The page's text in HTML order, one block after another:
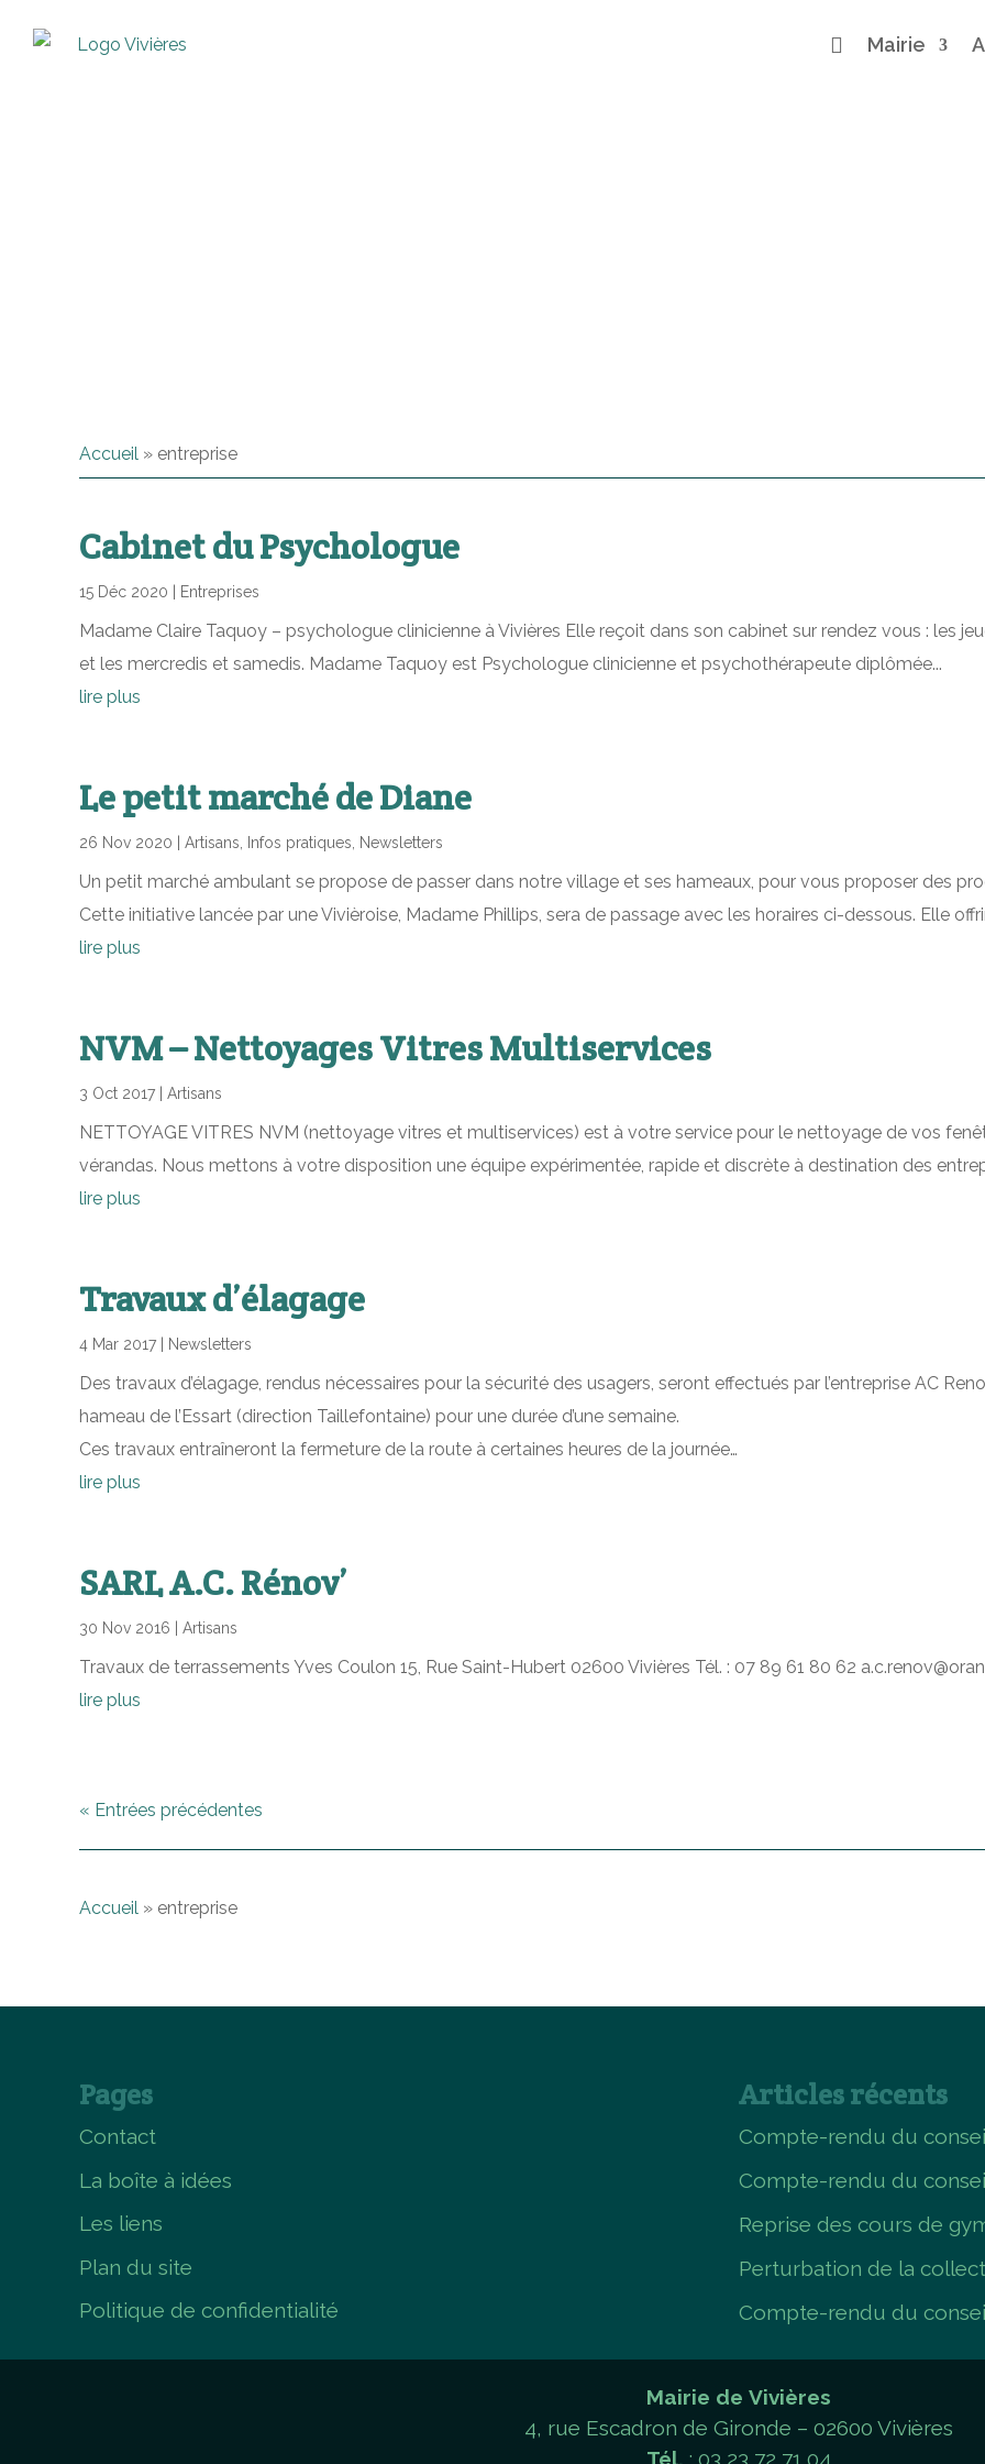
 Mairie
Accueil » entreprise
Cabinet du Psychologue
15 Déc 2020 Entreprises
Madame Claire Taquoy – psychologue clinicienne à Vivières Elle reçoit dans son cabinet sur rendez vous : les
et les mercredis et samedis. Madame Taquoy est Psychologue clinicienne et psychothérapeute diplômée...
lire plus
Le petit marché de Diane
26 Nov 2020 Artisans Infos pratiques Newsletters
Un petit marché ambulant se propose de passer dans notre village et ses hameaux, pour vous proposer des
Cette initiative lancée par une Vivièroise, Madame Phillips, sera de passage avec les horaires ci-dessous. Elle
lire plus
NVM – Nettoyages Vitres Multiservices
3 Oct 2017 Artisans
NETTOYAGE VITRES NVM (nettoyage vitres et multiservices) est à votre service pour le nettoyage de vos
vérandas. Nous mettons à votre disposition une équipe expérimentée, rapide et discrète à destination des
lire plus
Travaux d’élagage
4 Mar 2017 Newsletters
Des travaux d’élagage, rendus nécessaires pour la sécurité des usagers, seront effectués par l’entreprise AC
hameau de l’Essart (direction Taillefontaine) pour une durée d’une semaine.
Ces travaux entraîneront la fermeture de la route à certaines heures de la journée…
lire plus
SARL A.C. Rénov’
30 Nov 2016 Artisans
Travaux de terrassements Yves Coulon 15, Rue Saint-Hubert 02600 Vivières Tél. : 07 89 61 80 62
lire plus
« Entrées précédentes
Accueil » entreprise
Pages
Contact
La boîte à idées
Les liens
Plan du site
Politique de confidentialité
Articles récents
Compte-rendu du
Compte-rendu du
Reprise des cours de
Perturbation de la
Compte-rendu du
Mairie de Vivières
4, rue Escadron de Gironde – 02600 Vivières
Tél. : 03 23 72 71 04